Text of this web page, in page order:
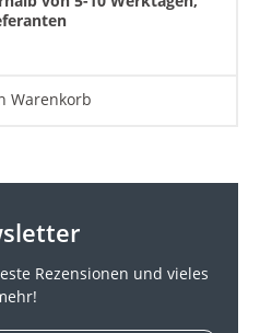
Warenkorb
Rezensionen und vieles